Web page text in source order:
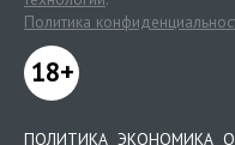
Политика
18+
ПОЛИТИКА ЭКОНОМИКА